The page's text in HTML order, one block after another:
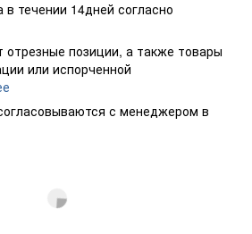
течении 14дней согласно
отрезные позиции, а также товары
или испорченной
с менеджером в